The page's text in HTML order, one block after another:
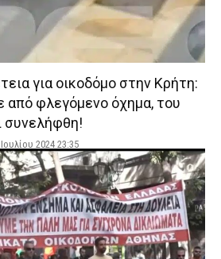
για οικοδόμο στην Κρήτη:
από φλεγόμενο όχημα, του
συνελήφθη!
2024 23:35